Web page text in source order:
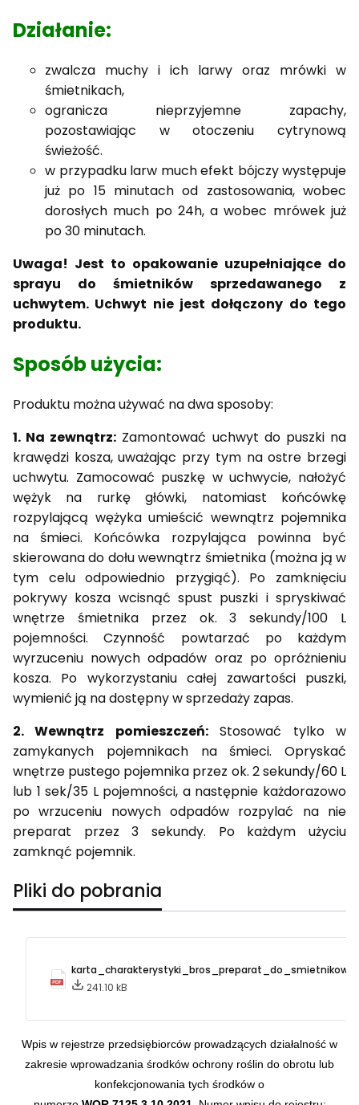
Działanie:
zwalcza muchy i ich larwy oraz mrówki w
śmietnikach,
ogranicza nieprzyjemne zapachy,
pozostawiając w otoczeniu cytrynową
świeżość.
w przypadku larw much efekt bójczy występuje
już po 15 minutach od zastosowania, wobec
dorosłych much po 24h, a wobec mrówek już
po 30 minutach.
Uwaga! Jest to opakowanie uzupełniające do
sprayu do śmietników sprzedawanego z
uchwytem. Uchwyt nie jest dołączony do tego
produktu.
Sposób użycia:
Produktu można używać na dwa sposoby:
1. Na zewnątrz: Zamontować uchwyt do puszki na
krawędzi kosza, uważając przy tym na ostre brzegi
uchwytu. Zamocować puszkę w uchwycie, nałożyć
wężyk na rurkę główki, natomiast końcówkę
rozpylającą wężyka umieścić wewnątrz pojemnika
na śmieci. Końcówka rozpylająca powinna być
skierowana do dołu wewnątrz śmietnika (można ją w
tym celu odpowiednio przygiąć). Po zamknięciu
pokrywy kosza wcisnąć spust puszki i spryskiwać
wnętrze śmietnika przez ok. 3 sekundy/100 L
pojemności. Czynność powtarzać po każdym
wyrzuceniu nowych odpadów oraz po opróżnieniu
kosza. Po wykorzystaniu całej zawartości puszki,
wymienić ją na dostępny w sprzedaży zapas.
2. Wewnątrz pomieszczeń:Stosować tylko w
zamykanych pojemnikach na śmieci. Opryskać
wnętrze pustego pojemnika przez ok. 2 sekundy/60 L
lub 1 sek/35 L pojemności, a następnie każdorazowo
po wrzuceniu nowych odpadów rozpylać na nie
preparat przez 3 sekundy. Po każdym użyciu
zamknąć pojemnik.
Pliki do pobrania
241.10 kB
Wpis w rejestrze przedsiębiorców prowadzących działalność w
zakresie wprowadzania środków ochrony roślin do obrotu lub
konfekcjonowania tych środków o